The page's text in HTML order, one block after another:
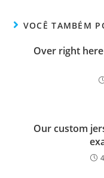
VOCÊ TAMBÉM
Over right
Our custom